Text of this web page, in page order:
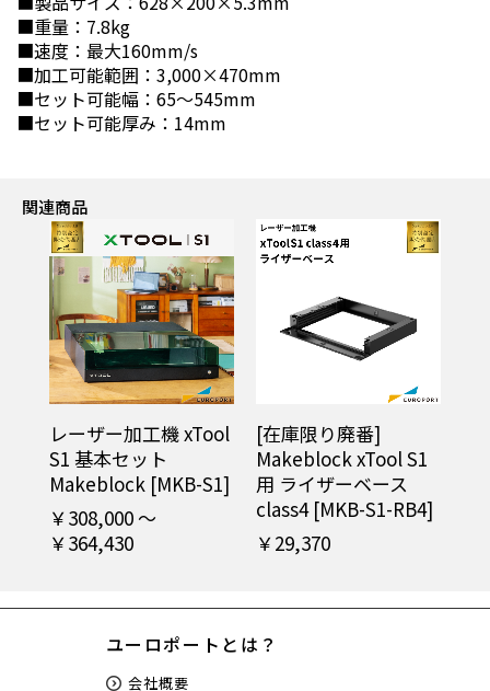
■重量：7.8kg
■速度：最大160mm/s
■加工可能範囲：3,000×470mm
■セット可能幅：65～545mm
■セット可能厚み：14mm
関連商品
レーザー加工機 xTool
S1 基本セット
Makeblock [MKB-S1]
￥308,000 ～
￥364,430
[在庫限り廃番]
Makeblock xTool S1
用 ライザーベース
class4 [MKB-S1-RB4]
￥29,370
ユーロポートとは？
会社概要